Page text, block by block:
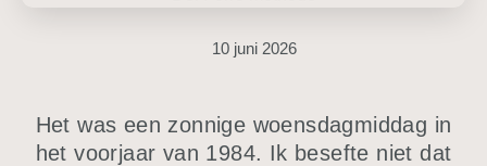
10 juni 2026
Het was een zonnige woensdagmiddag in
het voorjaar van 1984. Ik besefte niet dat